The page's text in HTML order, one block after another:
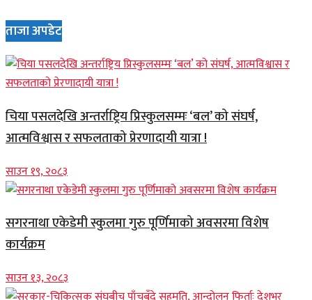
ताजा अपडेट
चिया पसलदेखि अन्तर्राष्ट्रिय प्रिस्कुलसम्मः ‘बल’ को संघर्ष,
आत्मविश्वास र सफलताको प्रेरणादायी यात्रा !
साउन १९, २०८३
सगरनाथा एकेडेमी स्कुलमा गुरु पूर्णिमाको अवसरमा विशेष
कार्यक्रम
साउन १३, २०८३